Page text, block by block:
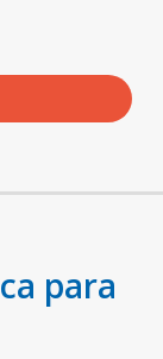
para